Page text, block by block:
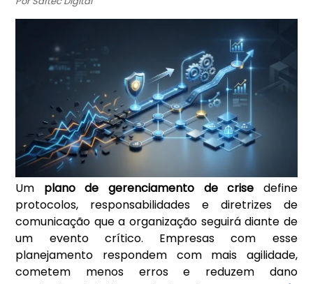
Um plano de gerenciamento de crise define
protocolos, responsabilidades e diretrizes de
comunicação que a organização seguirá diante de
um evento crítico. Empresas com esse
planejamento respondem com mais agilidade,
cometem menos erros e reduzem dano